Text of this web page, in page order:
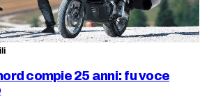
compie 25 anni: fu voce